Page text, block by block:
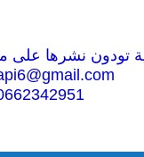
تودون نشرها على